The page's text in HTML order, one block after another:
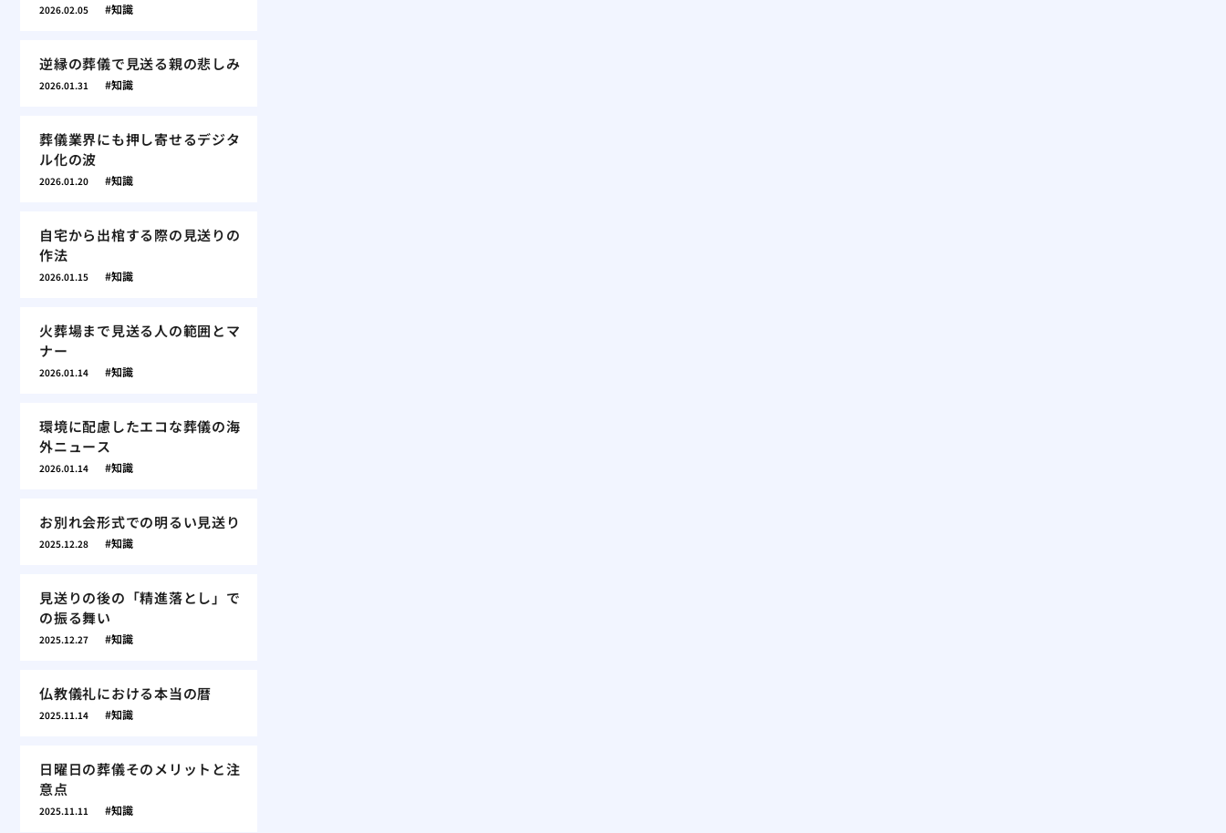
2026.02.05 知識
逆縁の葬儀で見送る親の悲しみ
2026.01.31 知識
葬儀業界にも押し寄せるデジタ
ル化の波
2026.01.20 知識
自宅から出棺する際の見送りの
作法
2026.01.15 知識
火葬場まで見送る人の範囲とマ
ナー
2026.01.14 知識
環境に配慮したエコな葬儀の海
外ニュース
2026.01.14 知識
お別れ会形式での明るい見送り
2025.12.28 知識
見送りの後の「精進落とし」で
の振る舞い
2025.12.27 知識
仏教儀礼における本当の暦
2025.11.14 知識
日曜日の葬儀そのメリットと注
意点
2025.11.11 知識